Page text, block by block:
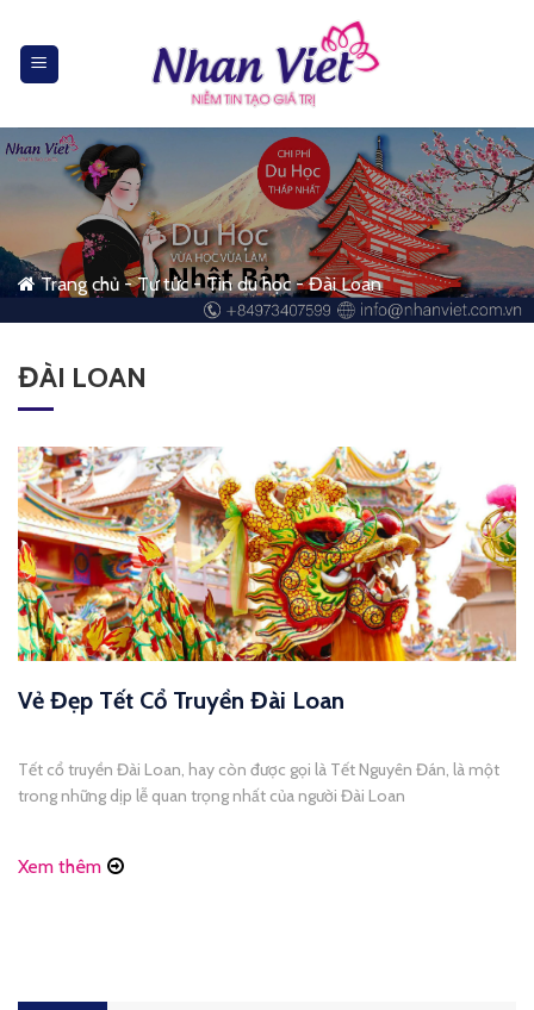
content
Trang chủ -Tư tức -Tin du học -Đài Loan
ĐÀI LOAN
Vẻ Đẹp Tết Cổ Truyền Đài Loan
Tết cổ truyền Đài Loan, hay còn được gọi là Tết Nguyên Đán, là một
trong những dịp lễ quan trọng nhất của người Đài Loan
Xem thêm